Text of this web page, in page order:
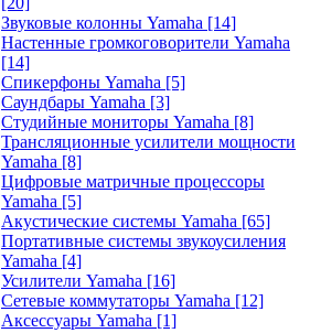
Звуковые колонны Yamaha [14]
Настенные громкоговорители Yamaha
[14]
Спикерфоны Yamaha [5]
Саундбары Yamaha [3]
Студийные мониторы Yamaha [8]
Трансляционные усилители мощности
Yamaha [8]
Цифровые матричные процессоры
Yamaha [5]
Акустические системы Yamaha [65]
Портативные системы звукоусиления
Yamaha [4]
Усилители Yamaha [16]
Сетевые коммутаторы Yamaha [12]
Аксессуары Yamaha [1]